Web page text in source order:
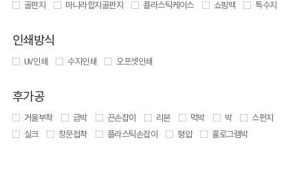
골판지
마니라합지골판지 플라스틱케이스 쇼핑백 특수지
인쇄방식
UV 인쇄 수지인쇄 오프셋인쇄
후가공
거울부착 금박 끈손잡이 리본 먹박 박
스펀지
실크
창문접착 플라스틱손잡이 형압 홀로그램박